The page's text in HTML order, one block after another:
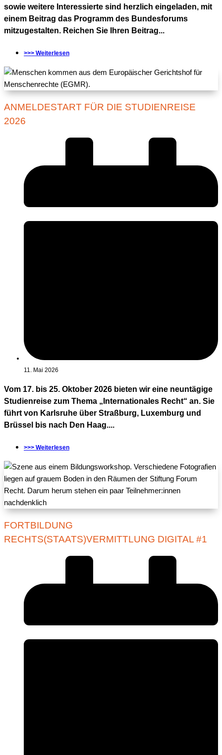
sowie weitere Interessierte sind herzlich eingeladen, mit
einem Beitrag das Programm des Bundesforums
mitzugestalten. Reichen Sie Ihren Beitrag...
>>> Weiterlesen
ANMELDESTART FÜR DIE STUDIENREISE
2026
11. Mai 2026
Vom 17. bis 25. Oktober 2026 bieten wir eine neuntägige
Studienreise zum Thema „Internationales Recht“ an. Sie
führt von Karlsruhe über Straßburg, Luxemburg und
Brüssel bis nach Den Haag....
>>> Weiterlesen
FORTBILDUNG
RECHTS(STAATS)VERMITTLUNG DIGITAL #1